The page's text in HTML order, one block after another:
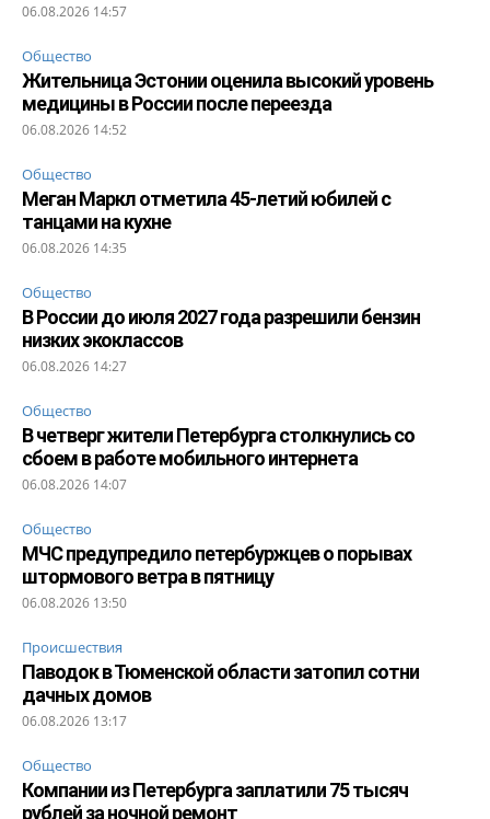
06.08.2026 14:57
Общество
Жительница Эстонии оценила высокий уровень
медицины в России после переезда
06.08.2026 14:52
Общество
Меган Маркл отметила 45-летий юбилей с
танцами на кухне
06.08.2026 14:35
Общество
В России до июля 2027 года разрешили бензин
низких экоклассов
06.08.2026 14:27
Общество
В четверг жители Петербурга столкнулись со
сбоем в работе мобильного интернета
06.08.2026 14:07
Общество
МЧС предупредило петербуржцев о порывах
штормового ветра в пятницу
06.08.2026 13:50
Происшествия
Паводок в Тюменской области затопил сотни
дачных домов
06.08.2026 13:17
Общество
Компании из Петербурга заплатили 75 тысяч
рублей за ночной ремонт